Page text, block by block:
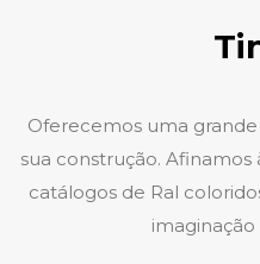
Oferecemos uma
sua construção. Afinamos
catálogos de Ral
imaginação